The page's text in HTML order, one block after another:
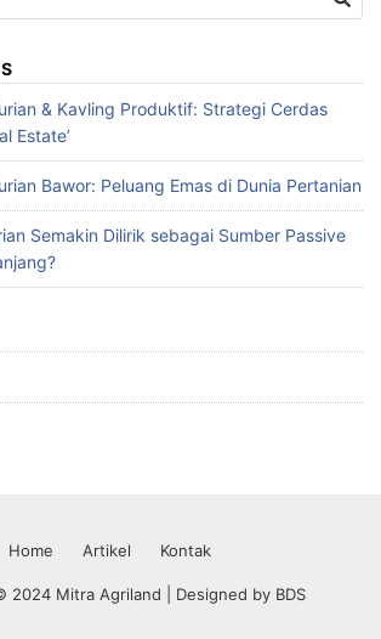
& Kavling Produktif: Strategi Cerdas
Estate’
Bawor: Peluang Emas di Dunia Pertanian
Semakin Dilirik sebagai Sumber Passive
Home Artikel Kontak
2024 Mitra Agriland | Designed by BDS